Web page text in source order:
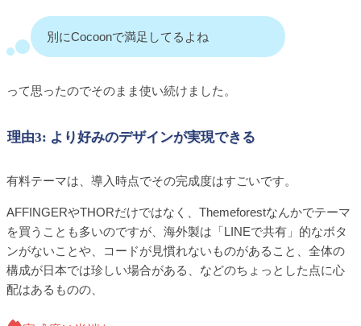
別にCocoonで満足してるよね
って思ったのでそのまま使い続けました。
理由3: より好みのデザインが実現できる
有料テーマは、導入時点でその完成度はすごいです。
AFFINGERやTHORだけではなく、Themeforestなんかでテーマ
を買うことも多いのですが、海外製は「LINEで共有」的なボタ
ンがないことや、コードが見慣れないものがあること、全体の
構成が日本では珍しい場合がある、などのちょっとした点に心
配はあるものの、